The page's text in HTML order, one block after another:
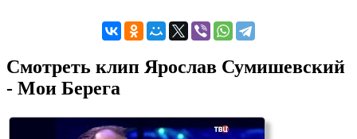
Смотреть клип Ярослав Сумишевский
- Мои Берега